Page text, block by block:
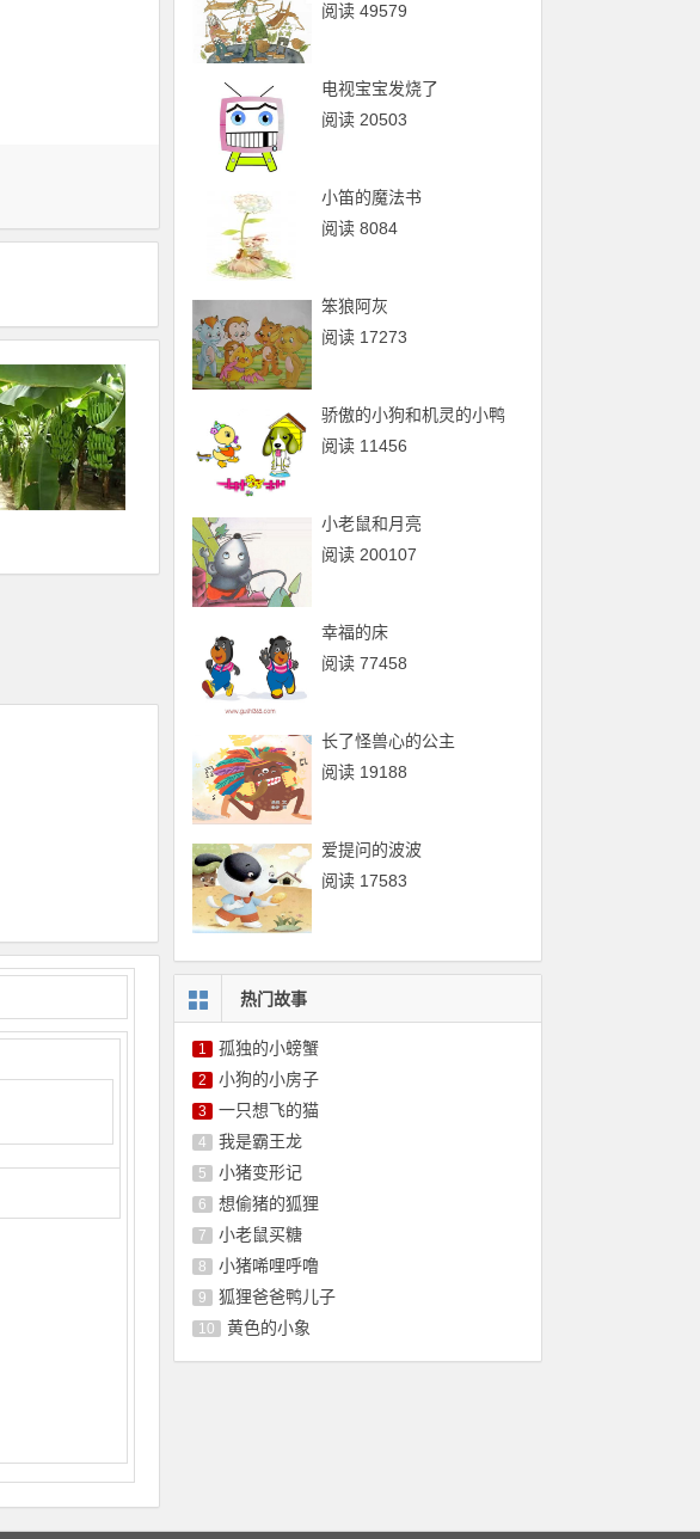
阅读 49579
电视宝宝发烧了
阅读 20503
小笛的魔法书
阅读 8084
笨狼阿灰
阅读 17273
骄傲的小狗和机灵的小鸭
阅读 11456
小老鼠和月亮
阅读 200107
幸福的床
阅读 77458
长了怪兽心的公主
阅读 19188
爱提问的波波
阅读 17583
热门故事
1 孤独的小螃蟹
2 小狗的小房子
3 一只想飞的猫
4 我是霸王龙
5 小猪变形记
6 想偷猪的狐狸
7 小老鼠买糖
8 小猪唏哩呼噜
9 狐狸爸爸鸭儿子
10 黄色的小象